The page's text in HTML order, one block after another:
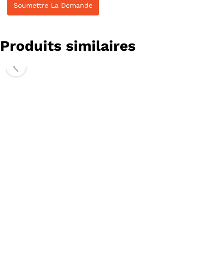
Produits similaires